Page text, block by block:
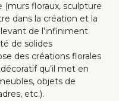
(murs floraux, sculpture
dans la création et la
de l’infiniment
de solides
des créations florales
qu’il met en
objets de
etc.).